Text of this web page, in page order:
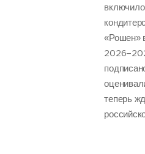
«Рошен»
теперь